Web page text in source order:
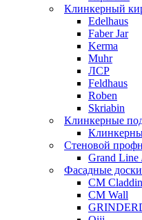
Клинкерный
Edelhaus
Faber Jar
Kerma
Muhr
ЛСР
Feldhaus
Roben
Skriabin
Клинкерные
Стеновой
Grand Line
Фасадные
CM
CM Wall